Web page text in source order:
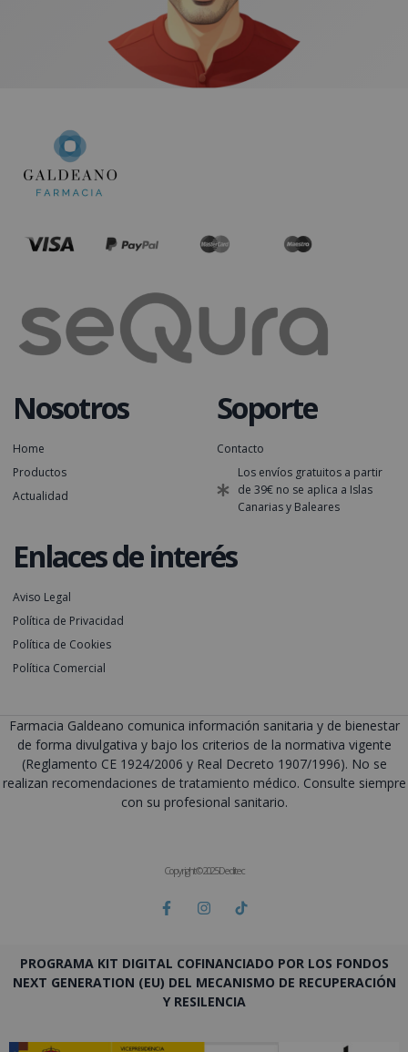
Nosotros
Home
Productos
Actualidad
Soporte
Contacto
Los envíos gratuitos a partir
de 39€ no se aplica a Islas
Canarias y Baleares
Enlaces de interés
Aviso Legal
Política de Privacidad
Política de Cookies
Política Comercial
Farmacia Galdeano comunica información sanitaria y de bienestar
de forma divulgativa y bajo los criterios de la normativa vigente
(Reglamento CE 1924/2006 y Real Decreto 1907/1996). No se
realizan recomendaciones de tratamiento médico. Consulte siempre
con su profesional sanitario.
Copyright © 2025 Deditec
PROGRAMA KIT DIGITAL COFINANCIADO POR LOS FONDOS
NEXT GENERATION (EU) DEL MECANISMO DE RECUPERACIÓN
Y RESILENCIA